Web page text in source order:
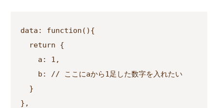
data: function(){
},